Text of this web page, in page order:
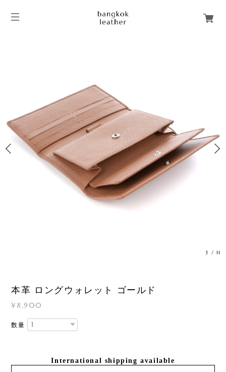
3 / 11
本革 ロングウォレット ゴールド
¥8,900
数量
International shipping available